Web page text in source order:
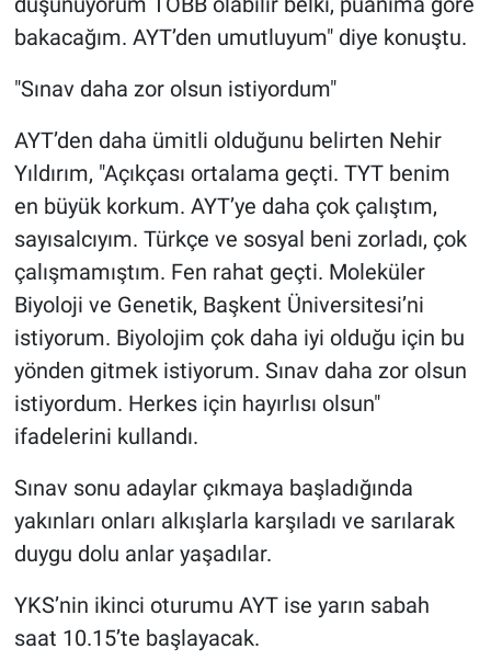
bakacağım. AYT’den umutluyum" diye konuştu.
"Sınav daha zor olsun istiyordum"
AYT’den daha ümitli olduğunu belirten Nehir
Yıldırım, "Açıkçası ortalama geçti. TYT benim
en büyük korkum. AYT’ye daha çok çalıştım,
sayısalcıyım. Türkçe ve sosyal beni zorladı, çok
çalışmamıştım. Fen rahat geçti. Moleküler
Biyoloji ve Genetik, Başkent Üniversitesi’ni
istiyorum. Biyolojim çok daha iyi olduğu için bu
yönden gitmek istiyorum. Sınav daha zor olsun
istiyordum. Herkes için hayırlısı olsun"
ifadelerini kullandı.
Sınav sonu adaylar çıkmaya başladığında
yakınları onları alkışlarla karşıladı ve sarılarak
duygu dolu anlar yaşadılar.
YKS’nin ikinci oturumu AYT ise yarın sabah
saat 10.15’te başlayacak.